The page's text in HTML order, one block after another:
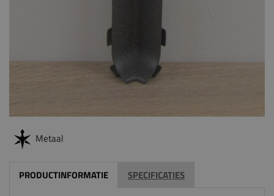
Metaal
PRODUCTINFORMATIE SPECIFICATIES